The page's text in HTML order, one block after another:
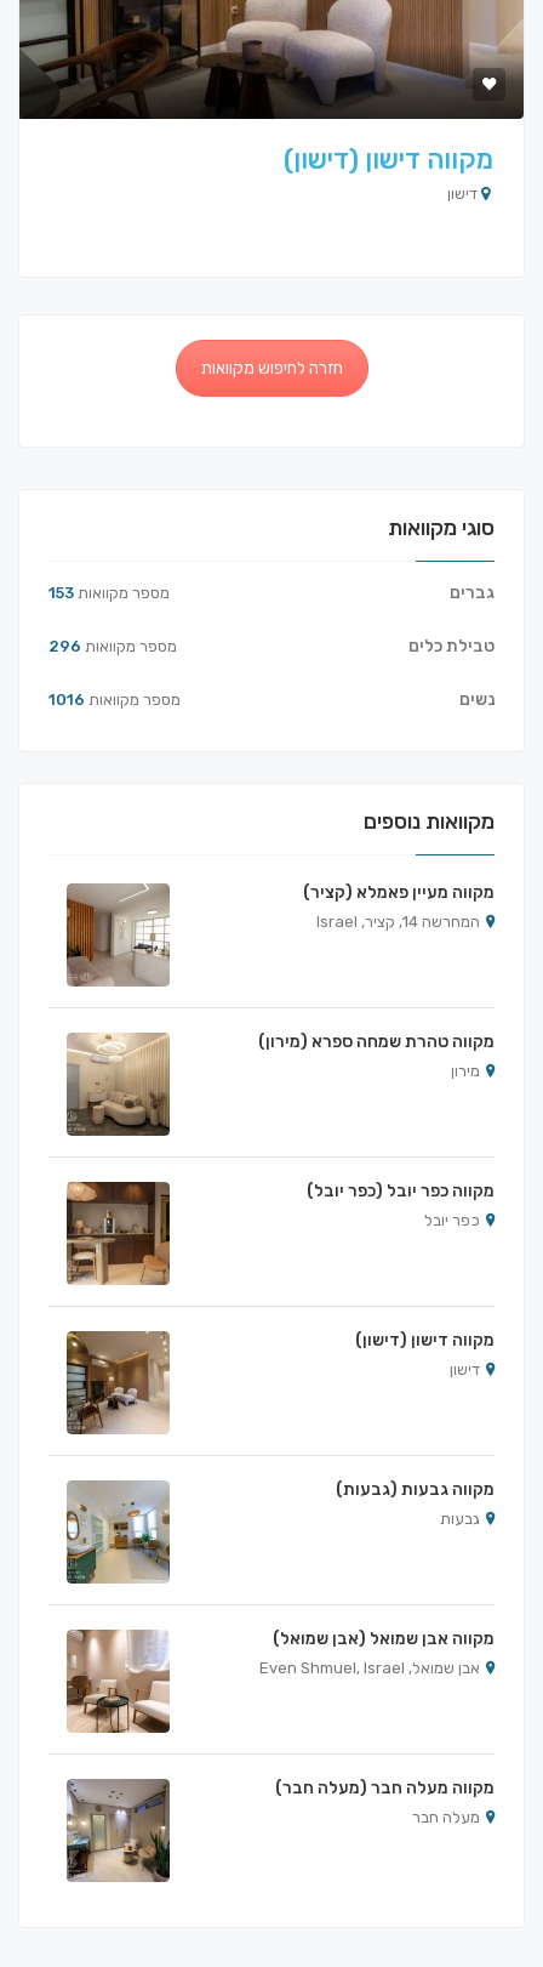
מקווה דישון (דישון)
דישון
חזרה לחיפוש מקוואות
סוגי מקוואות
גברים 153 מספר מקוואות
טבילת כלים 296 מספר מקוואות
נשים 1016 מספר מקוואות
מקוואות נוספים
מקווה מעיין פאמלא (קציר)
המחרשה 14, קציר, Israel
מקווה טהרת שמחה ספרא (מירון)
מירון
מקווה כפר יובל (כפר יובל)
כפר יובל
מקווה דישון (דישון)
דישון
מקווה גבעות (גבעות)
גבעות
מקווה אבן שמואל (אבן שמואל)
אבן שמואל, Even Shmuel, Israel
מקווה מעלה חבר (מעלה חבר)
מעלה חבר